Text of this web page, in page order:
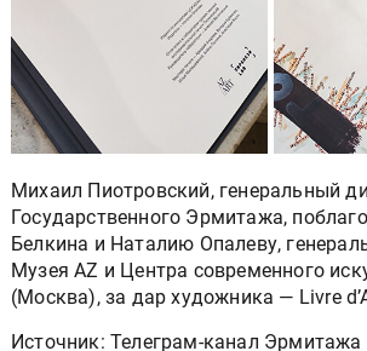
Михаил Пиотровский, генеральный
Государственного Эрмитажа,
Белкина и Наталию Опалеву,
Музея AZ и Центра современного
(Москва), за дар художника — Livre
Источник: Телеграм-канал Эрмитажа